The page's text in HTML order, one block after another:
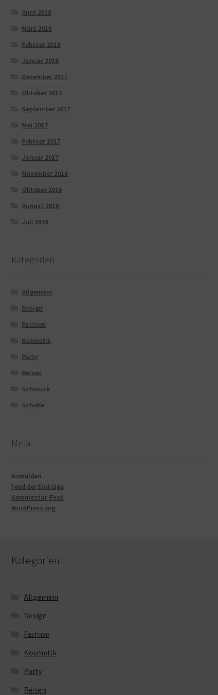
April 2018
März 2018
Februar 2018
Januar 2018
Dezember 2017
Oktober 2017
September 2017
Mai 2017
Februar 2017
Januar 2017
November 2016
Oktober 2016
August 2016
Juli 2016
Kategorien
Allgemein
Design
Fashion
Kosmetik
Party
Reisen
Schmuck
Schuhe
Meta
Anmelden
Feed der Einträge
Kommentar-Feed
WordPress.org
Kategorien
Allgemein
Design
Fashion
Kosmetik
Party
Reisen